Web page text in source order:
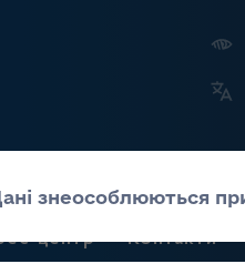
центр Контакти